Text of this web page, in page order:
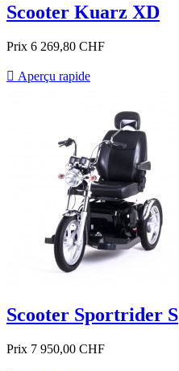
Scooter Kuarz XD
Prix 6 269,80 CHF
 Aperçu rapide
Scooter Sportrider S
Prix 7 950,00 CHF